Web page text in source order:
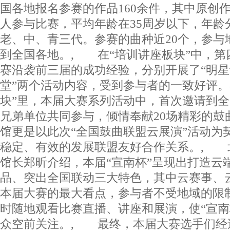
国各地报名参赛的作品160余件，其中原创
人参与比赛，平均年龄在35周岁以下，年
老、中、青三代。参赛的曲种近20个，参与
到全国各地。, 在“培训讲座板块”中，第
赛沿袭前三届的成功经验，分别开展了“明
堂”两个活动内容，受到参与者的一致好评
块”里，本届大赛系列活动中，首次邀请到
兄弟单位共同参与，倾情奉献20场精彩的
馆更是以此次“全国鼓曲联盟云展演”活动为
稳定、有效的发展联盟友好合作关系。,
馆长郑昕介绍，本届“宣南杯”呈现出打造云
品、突出全国联动三大特色，其中云赛事、
本届大赛的最大看点，参与者不受地域的限
时随地观看比赛直播、讲座和展演，使“宣
众空前关注。, 最终，本届大赛选手们经